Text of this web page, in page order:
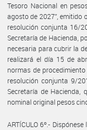
Tesoro Nacional en
agosto de 2027”, emitido
resolución conjunta 16/
Secretaría de Hacienda,
necesaria para cubrir la
realizará el día 15 de
normas de
resolución conjunta 9/
Secretaría de
nominal original pesos
ARTÍCULO 6º.-